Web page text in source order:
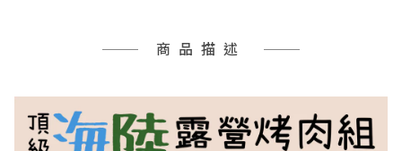
商品描述